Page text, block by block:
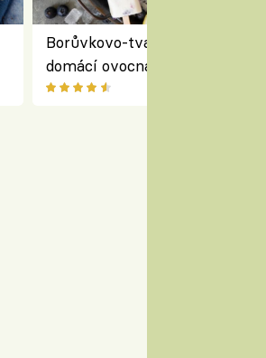
Borůvkovo-tvarohové nanuky
domácí ovocná zmrzlina na